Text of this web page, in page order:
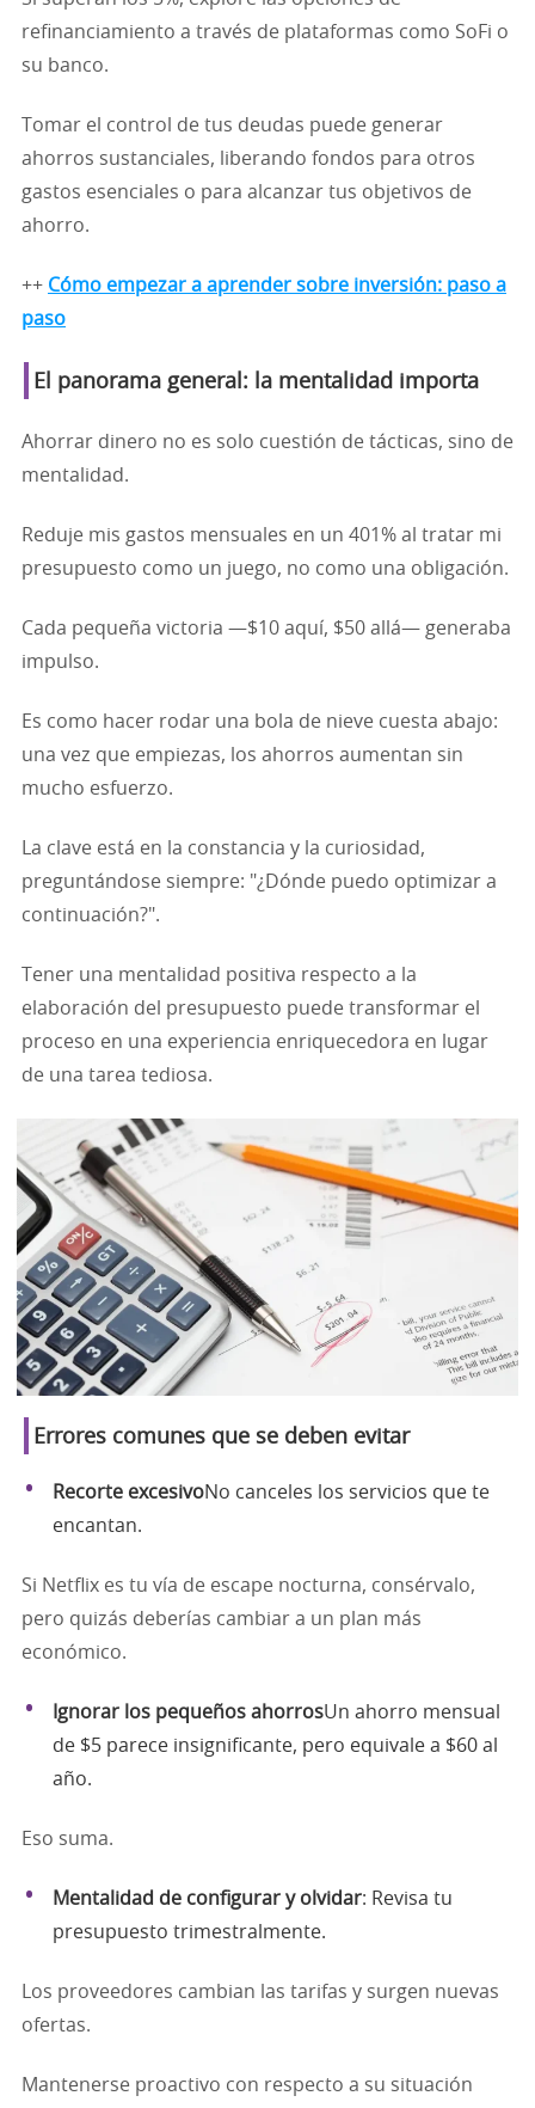
refinanciamiento a través de plataformas como SoFi o
su banco.
Tomar el control de tus deudas puede generar
ahorros sustanciales, liberando fondos para otros
gastos esenciales o para alcanzar tus objetivos de
ahorro.
++ Cómo empezar a aprender sobre inversión: paso a
paso
El panorama general: la mentalidad importa
Ahorrar dinero no es solo cuestión de tácticas, sino de
mentalidad.
Reduje mis gastos mensuales en un 401% al tratar mi
presupuesto como un juego, no como una obligación.
Cada pequeña victoria —$10 aquí, $50 allá— generaba
impulso.
Es como hacer rodar una bola de nieve cuesta abajo:
una vez que empiezas, los ahorros aumentan sin
mucho esfuerzo.
La clave está en la constancia y la curiosidad,
preguntándose siempre: "¿Dónde puedo optimizar a
continuación?".
Tener una mentalidad positiva respecto a la
elaboración del presupuesto puede transformar el
proceso en una experiencia enriquecedora en lugar
de una tarea tediosa.
Errores comunes que se deben evitar
Recorte excesivoNo canceles los servicios que te
encantan.
Si Netflix es tu vía de escape nocturna, consérvalo,
pero quizás deberías cambiar a un plan más
económico.
Ignorar los pequeños ahorrosUn ahorro mensual
de $5 parece insignificante, pero equivale a $60 al
año.
Eso suma.
Mentalidad de configurar y olvidar: Revisa tu
presupuesto trimestralmente.
Los proveedores cambian las tarifas y surgen nuevas
ofertas.
Mantenerse proactivo con respecto a su situación